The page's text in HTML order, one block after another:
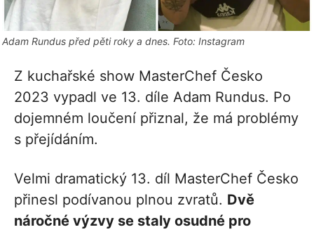
Adam Rundus před pěti roky a dnes. Foto: Instagram
Z kuchařské show MasterChef Česko
2023 vypadl ve 13. díle Adam Rundus. Po
dojemném loučení přiznal, že má problémy
s přejídáním.
Velmi dramatický 13. díl MasterChef Česko
přinesl podívanou plnou zvratů. Dvě
náročné výzvy se staly osudné pro